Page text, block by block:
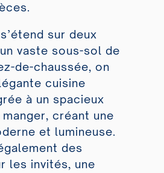
sur deux
vaste sous-sol de
de-chaussée, on
cuisine
à un spacieux
créant une
et lumineuse.
des
les invités, une